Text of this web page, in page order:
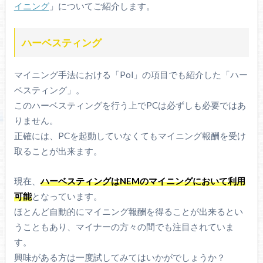
イニング」についてご紹介します。
ハーベスティング
マイニング手法における「Pol」の項目でも紹介した「ハー
ベスティング」。
このハーベスティングを行う上でPCは必ずしも必要ではあ
りません。
正確には、PCを起動していなくてもマイニング報酬を受け
取ることが出来ます。
現在、ハーベスティングはNEMのマイニングにおいて利用
可能となっています。
ほとんど自動的にマイニング報酬を得ることが出来るとい
うこともあり、マイナーの方々の間でも注目されていま
す。
興味がある方は一度試してみてはいかがでしょうか？